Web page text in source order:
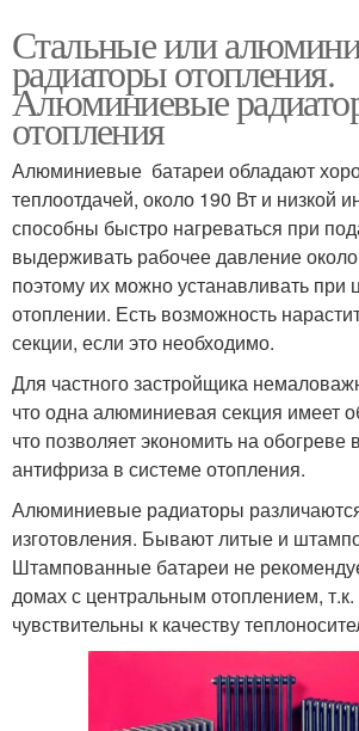
Стальные или
радиаторы отопления.
Алюминиевые
отопления
Алюминиевые батареи обладают
теплоотдачей, около 190 Вт и низкой
способны быстро нагреваться при
выдерживать рабочее давление
поэтому их можно устанавливать при
отоплении. Есть возможность
секции, если это необходимо.
Для частного застройщика
что одна алюминиевая секция имеет
что позволяет экономить на обогреве
антифриза в системе отопления.
Алюминиевые радиаторы
изготовления. Бывают литые и
Штампованные батареи не
домах с центральным отоплением, т.к.
чувствительны к качеству